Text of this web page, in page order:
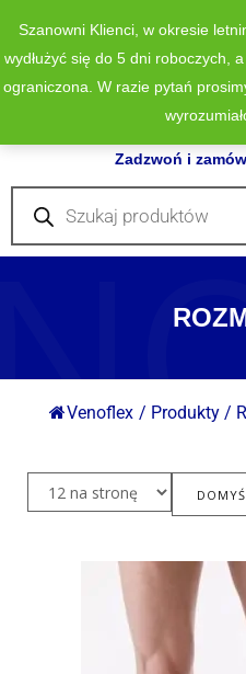
Zadzwoń i
Wyszukiwarka
produktów
Venoflex / Produkty /
Szanowni Klienci, w okresie
wydłużyć się do 5 dni roboczych,
ograniczona. W razie pytań